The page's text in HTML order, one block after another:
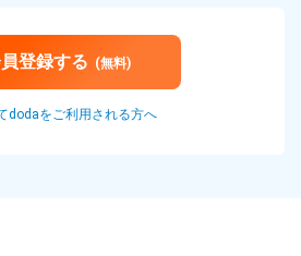
登録する (無料)
dodaをご利用される方へ